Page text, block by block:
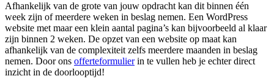
Afhankelijk van de grote van jouw opdracht kan dit binnen één
week zijn of meerdere weken in beslag nemen. Een WordPress
website met maar een klein aantal pagina’s kan bijvoorbeeld al klaar
zijn binnen 2 weken. De opzet van een website op maat kan
afhankelijk van de complexiteit zelfs meerdere maanden in beslag
nemen. Door ons offerteformulierin te vullen heb je echter direct
inzicht in de doorlooptijd!